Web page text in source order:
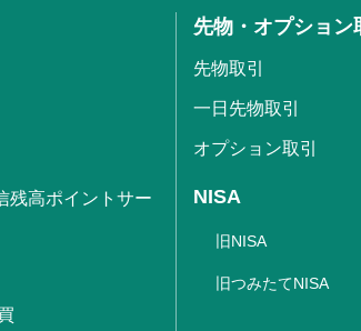
残高ポイントサー
先物・オプション
先物取引
一日先物取引
オプション取引
NISA
旧NISA
旧つみたてNISA